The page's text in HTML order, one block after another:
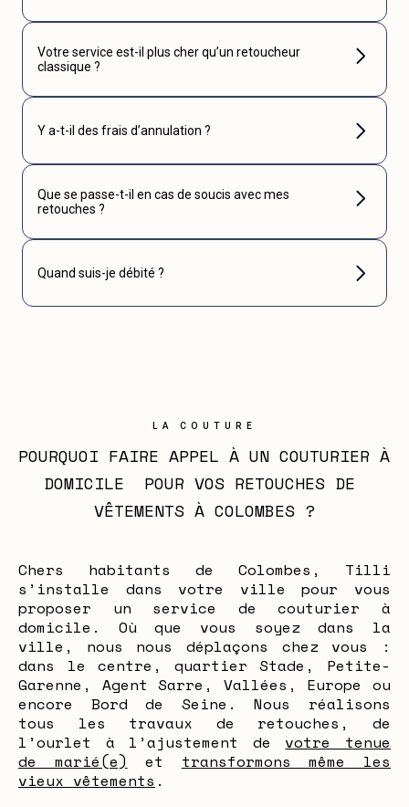
Votre service est-il plus cher qu’un retoucheur
classique ?
Y a-t-il des frais d’annulation ?
Que se passe-t-il en cas de soucis avec mes
retouches ?
Quand suis-je débité ?
LA COUTURE
POURQUOI FAIRE APPEL À UN COUTURIER À
DOMICILE  POUR VOS RETOUCHES DE
VÊTEMENTS À COLOMBES ?
Chers habitants de Colombes, Tilli
s’installe dans votre ville pour vous
proposer un service de couturier à
domicile. Où que vous soyez dans la
ville, nous nous déplaçons chez vous :
dans le centre, quartier Stade, Petite-
Garenne, Agent Sarre, Vallées, Europe ou
encore Bord de Seine. Nous réalisons
tous les travaux de retouches, de
l’ourlet à l’ajustement de votre tenue
de marié(e)
et transformons même les
vieux vêtements .